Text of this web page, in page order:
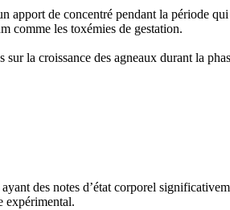
de concentré pendant la période
comme les toxémies de gestation.
la croissance des agneaux durant la
des notes d’état corporel
expérimental.